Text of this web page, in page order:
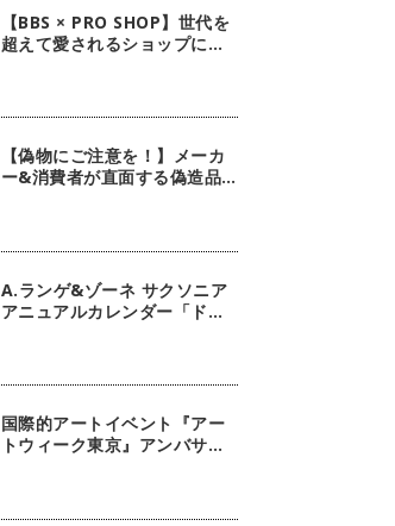
【BBS × PRO SHOP】世代を
超えて愛されるショップに。
【偽物にご注意を！】メーカ
ー&消費者が直面する偽造品
A.ランゲ&ゾーネ サクソニア
アニュアルカレンダー「ドイ
国際的アートイベント『アー
トウィーク東京』アンバサダ